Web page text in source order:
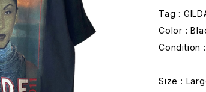
Tag :
Color :
Condition
Size :